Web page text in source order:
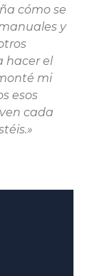
cómo se
y
hacer el
mi
esos
cada